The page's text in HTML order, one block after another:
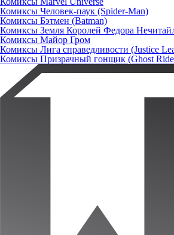
Комиксы Человек-паук (Spider-Man)
Комиксы Бэтмен (Batman)
Комиксы Земля Королей Федора
Комиксы Майор Гром
Комиксы Лига справедливости (Justice
Комиксы Призрачный гонщик (Ghost